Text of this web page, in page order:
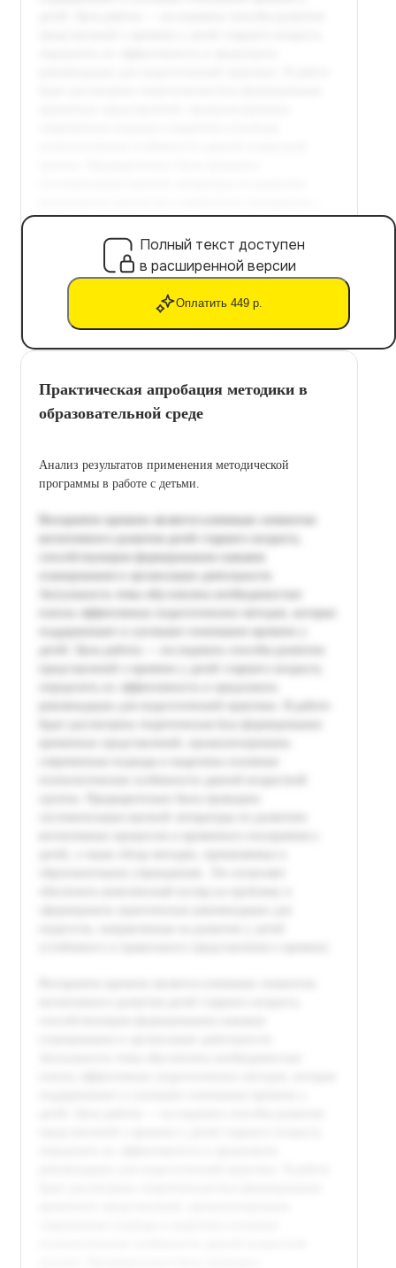
Полный текст доступен
в расширенной версии
Оплатить 449 р.
Практическая апробация методики в
образовательной среде
Анализ результатов применения методической
программы в работе с детьми.